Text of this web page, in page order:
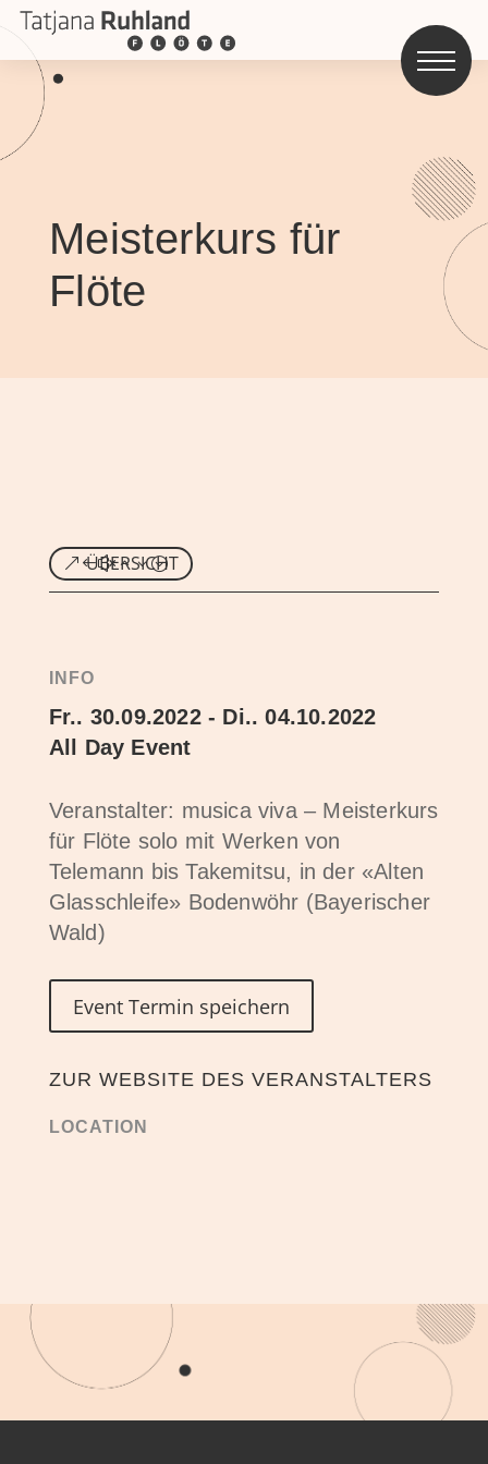
Meisterkurs für
Flöte
ÜBERSICHT
INFO
Fr.. 30.09.2022 - Di.. 04.10.2022
All Day Event
Veranstalter: musica viva – Meisterkurs
für Flöte solo mit Werken von
Telemann bis Takemitsu, in der «Alten
Glasschleife» Bodenwöhr (Bayerischer
Wald)
Event Termin speichern
ZUR WEBSITE DES VERANSTALTERS
LOCATION